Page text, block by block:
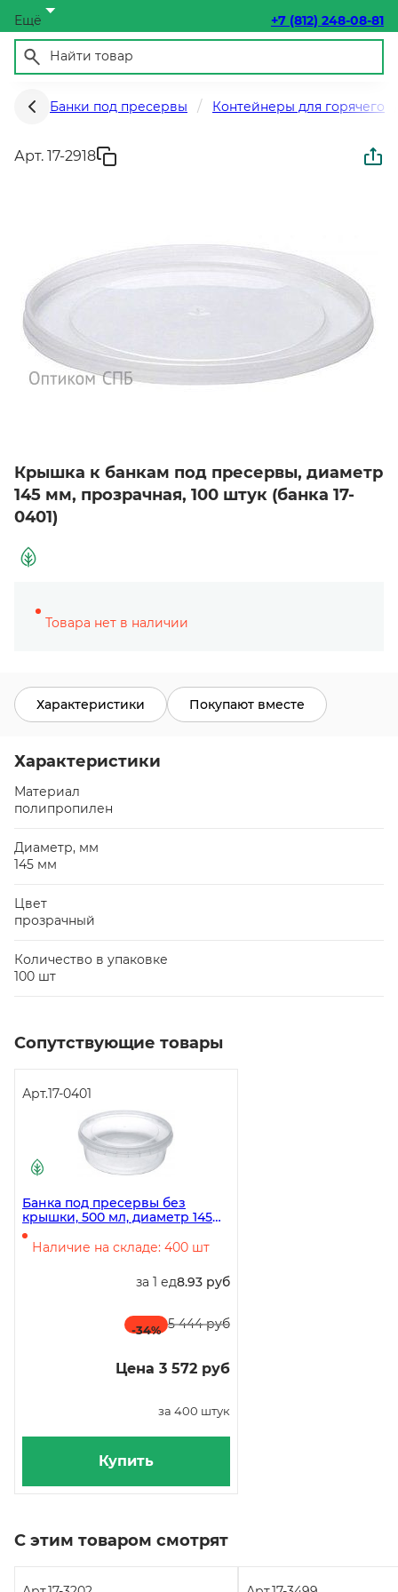
Ещё +7 (812) 248-08-81
Банки под пресервы Контейнеры для горячего
Арт. 17-2918
Крышка к банкам под пресервы, диаметр
145 мм, прозрачная, 100 штук (банка 17-
0401)
Товара нет в наличии
Характеристики Покупают вместе
Характеристики
Материал
полипропилен
Диаметр, мм
145 мм
Цвет
прозрачный
Количество в упаковке
100 шт
Сопутствующие товары
Арт.17-0401
Банка под пресервы без
крышки, 500 мл, диаметр 145
мм, высота 46 мм, 400 штук
(крышка 17-0402)
Наличие на складе: 400 шт
за 1 ед8.93 руб
-34% 5 444 руб
Цена 3 572 руб
за 400 штук
Купить
С этим товаром смотрят